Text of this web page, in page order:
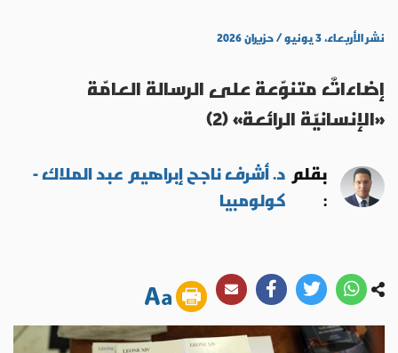
نشر الأربعاء، ٣ يونيو / حزيران ٢٠٢٦
إضاءاتٌ متنوّعة على الرسالة العامّة
«الإنسانيّة الرائعة» (2)
بقلم
:
د. أشرف ناجح إبراهيم عبد الملاك -
كولومبيا